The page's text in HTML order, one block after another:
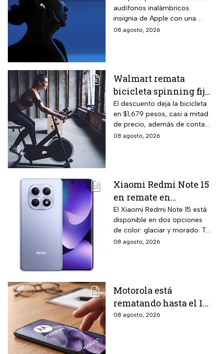
descuento y hasta 16
MSI
audífonos inalámbricos
insignia de Apple con una
rebaja considerable y
08 agosto, 2026
Walmart remata
bicicleta spinning fija
con monitoreo de
velocidad, calorías y
pulso, ideal para hacer
cardio en casa
El descuento deja la bicicleta
en $1,679 pesos, casi a mitad
de precio, además de contar
el beneficio de meses sin
08 agosto, 2026
Xiaomi Redmi Note 15
en remate en
Liverpool: 256 GB de
almacenamiento,
cámara de 108 MP y
carga rápida
El Xiaomi Redmi Note 15 está
disponible en dos opciones
de color: glaciar y morado. Te
contamos todos los detalles
08 agosto, 2026
Motorola está
rematando hasta el 19
de agosto el celular
08 agosto, 2026